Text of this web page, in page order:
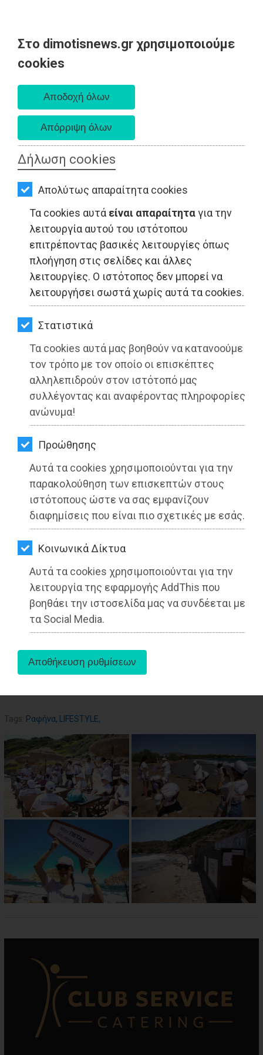
Στο dimotisnews.gr χρησιμοποιούμε
cookies
Δήλωση cookies
Απολύτως απαραίτητα cookies
Τα cookies αυτά είναι απαραίτηταγια την
λειτουργία αυτού του ιστότοπου
επιτρέποντας βασικές λειτουργίες όπως
πλοήγηση στις σελίδες και άλλες
λειτουργίες. Ο ιστότοπος δεν μπορεί να
λειτουργήσει σωστά χωρίς αυτά τα cookies.
Στατιστικά
Τα cookies αυτά μας βοηθούν να κατανοούμε
τον τρόπο με τον οποίο οι επισκέπτες
αλληλεπιδρούν στον ιστότοπό μας
συλλέγοντας και αναφέροντας πληροφορίες
ανώνυμα!
Προώθησης
Αυτά τα cookies χρησιμοποιούνται για την
παρακολούθηση των επισκεπτών στους
ιστότοπους ώστε να σας εμφανίζουν
διαφημίσεις που είναι πιο σχετικές με εσάς.
Kοινωνικά Δίκτυα
Αυτά τα cookies χρησιμοποιούνται για την
λειτουργία της εφαρμογής AddThis που
βοηθάει την ιστοσελίδα μας να συνδέεται με
τα Social Media.
AΡΧΙΚΗ
ΕΙΔΗΣΕΙΣ
ΠΟΛΙΤΙΚΗ
ΤΟΠΙΚΗ
ΑΥΤΟΔΙΟΙΚΗΣΗ
ΟΙΚΟΝΟΜΙΑ
ΑΘΛΗΤΙΣΜΟΣ
ΠΟΛΙΤΙΣΜΟΣ
ΣΠΙΤΙ-
ΚΗΠΟΣ
ΥΓΕΙΑ
LIFESTYLE
ΤΑΞΙΔΙΑ
ΕΞΟΔΟΣ
ΠΕΡΙΒΑΛΛΟΝ
ΚΑΤΟΙΚΙΔΙΟ
ΑΓΓΕΛΙΕΣ
ΕΦΗΜΕΡΙΔΕΣ
OΔΗΓΟΣ
ΑΓΟΡΑΣ
ΨΙΘΥΡΟΙ
ΑΠΟΣΤΟΛΗ
ΑΡΘΡΩΝ
LIFESTYLE - Ραφήνα
Μια πράξη υιοθεσίας από την ΕΥΔΑΠ -
Μια δράση φροντίδας από τους
εθελοντές μας
Διαβάστηκε 3219 φορές
18-07-2022
Από τo Dimotisnews
Tags: Ραφήνα, LIFESTYLE,